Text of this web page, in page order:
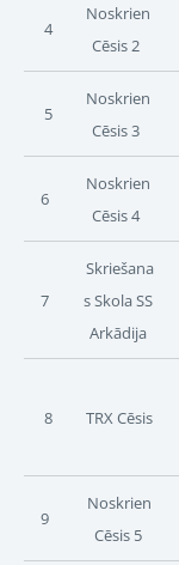
4
Noskrien
Cēsis 2
5
Noskrien
Cēsis 3
6
Noskrien
Cēsis 4
7
Skriešana
s Skola SS
Arkādija
8 TRX Cēsis
9
Noskrien
Cēsis 5